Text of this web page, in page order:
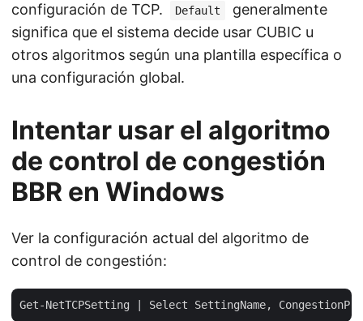
configuración de TCP.
Default
generalmente
significa que el sistema decide usar CUBIC u
otros algoritmos según una plantilla específica o
una configuración global.
Intentar usar el algoritmo
de control de congestión
BBR en Windows
Ver la configuración actual del algoritmo de
control de congestión: